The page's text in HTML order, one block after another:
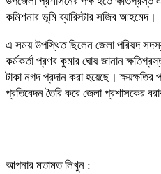
কমিশনার ভূমি ব্যারিস্টার সজিব আহমেদ।
এ সময় উপস্থিত ছিলেন জেলা পরিষদ
কর্মকর্তা প্রণব কুমার ঘোষ জানান
টাকা নগদ প্রদান করা হয়েছে। ক্ষয়ক্ষতির
প্রতিবেদন তৈরি করে জেলা প্রশাসকের
আপনার মতামত লিখুন :